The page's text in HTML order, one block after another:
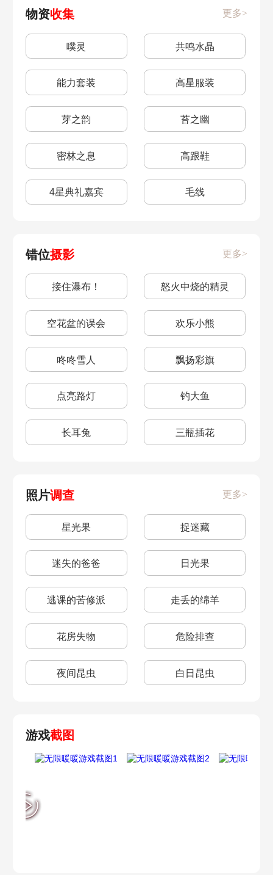
物资收集 更多>
噗灵 共鸣水晶
能力套装 高星服装
芽之韵 苔之幽
密林之息 高跟鞋
4星典礼嘉宾 毛线
错位摄影 更多>
接住瀑布！ 怒火中烧的精灵
空花盆的误会 欢乐小熊
咚咚雪人 飘扬彩旗
点亮路灯 钓大鱼
长耳兔 三瓶插花
照片调查 更多>
星光果 捉迷藏
迷失的爸爸 日光果
逃课的苦修派 走丢的绵羊
花房失物 危险排查
夜间昆虫 白日昆虫
游戏截图